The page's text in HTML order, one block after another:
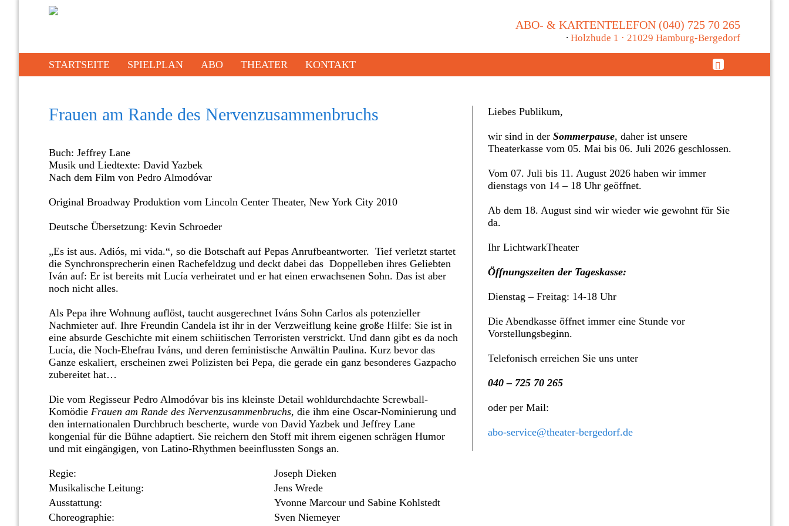
ABO- & KARTENTELEFON (040) 725 70 265
∙ Holzhude 1 · 21029 Hamburg-Bergedorf
STARTSEITE SPIELPLAN ABO THEATER KONTAKT
Frauen am Rande des Nervenzusammenbruchs
Buch: Jeffrey Lane
Musik und Liedtexte: David Yazbek
Nach dem Film von Pedro Almodóvar
Original Broadway Produktion vom Lincoln Center Theater, New York City 2010
Deutsche Übersetzung: Kevin Schroeder
„Es ist aus. Adiós, mi vida.“, so die Botschaft auf Pepas Anrufbeantworter. Tief verletzt startet
die Synchronsprecherin einen Rachefeldzug und deckt dabei das Doppelleben ihres Geliebten
Iván auf: Er ist bereits mit Lucía verheiratet und er hat einen erwachsenen Sohn. Das ist aber
noch nicht alles.
Als Pepa ihre Wohnung auflöst, taucht ausgerechnet Iváns Sohn Carlos als potenzieller
Nachmieter auf. Ihre Freundin Candela ist ihr in der Verzweiflung keine große Hilfe: Sie ist in
eine absurde Geschichte mit einem schiitischen Terroristen verstrickt. Und dann gibt es da noch
Lucía, die Noch-Ehefrau Iváns, und deren feministische Anwältin Paulina. Kurz bevor das
Ganze eskaliert, erscheinen zwei Polizisten bei Pepa, die gerade ein ganz besonderes Gazpacho
zubereitet hat…
Die vom Regisseur Pedro Almodóvar bis ins kleinste Detail wohldurchdachte Screwball-
KomödieFrauen am Rande des Nervenzusammenbruchs, die ihm eine Oscar-Nominierung und
den internationalen Durchbruch bescherte, wurde von David Yazbek und Jeffrey Lane
kongenial für die Bühne adaptiert. Sie reichern den Stoff mit ihrem eigenen schrägen Humor
und mit eingängigen, von Latino-Rhythmen beeinflussten Songs an.
Regie:
Joseph Dieken
Musikalische Leitung:
Jens Wrede
Ausstattung:
Yvonne Marcour und Sabine Kohlstedt
Choreographie:
Sven Niemeyer
Liebes Publikum,
wir sind in derSommerpause, daher ist unsere
Theaterkasse vom 05. Mai bis 06. Juli 2026 geschlossen.
Vom 07. Juli bis 11. August 2026 haben wir immer
dienstags von 14 – 18 Uhr geöffnet.
Ab dem 18. August sind wir wieder wie gewohnt für Sie
da.
Ihr LichtwarkTheater
Öffnungszeiten der Tageskasse:
Dienstag – Freitag: 14-18 Uhr
Die Abendkasse öffnet immer eine Stunde vor
Vorstellungsbeginn.
Telefonisch erreichen Sie uns unter
040 – 725 70 265
oder per Mail:
abo-service@theater-bergedorf.de